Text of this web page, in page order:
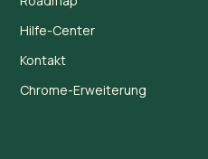
Hilfe-Center
Kontakt
Chrome-Erweiterung